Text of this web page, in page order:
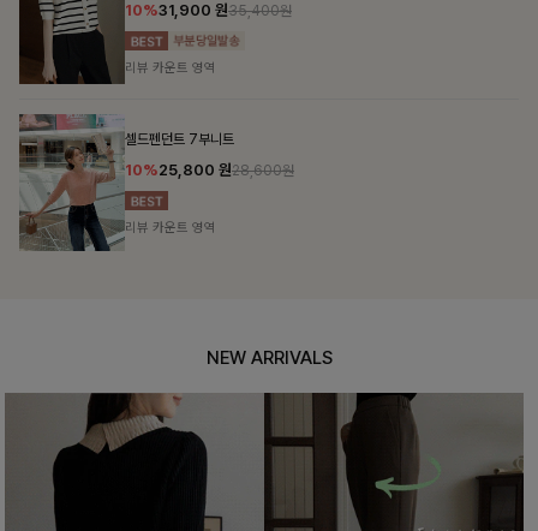
10%31,900 원35,400원
리뷰 카운트 영역
셀드펜던트 7부니트
10%25,800 원28,600원
리뷰 카운트 영역
NEW ARRIVALS